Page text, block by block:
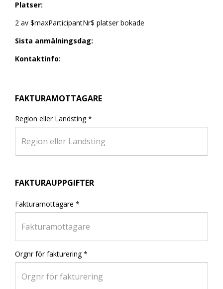
Platser:
2 av $maxParticipantNr$ platser bokade
Sista anmälningsdag:
Kontaktinfo:
FAKTURAMOTTAGARE
Region eller Landsting*
FAKTURAUPPGIFTER
Fakturamottagare *
Orgnr för fakturering*